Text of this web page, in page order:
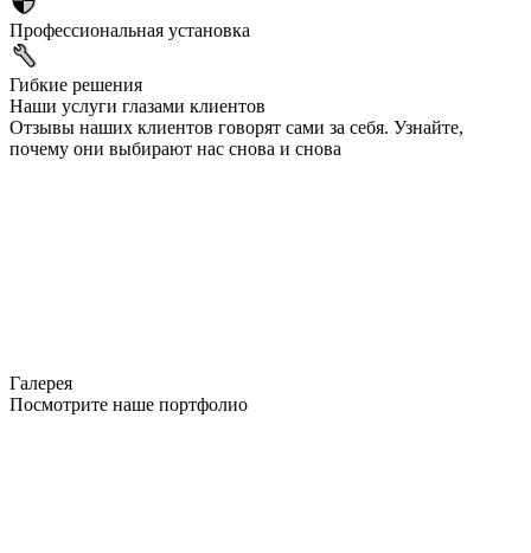
Профессиональная установка
Гибкие решения
Наши услуги глазами клиентов
Отзывы наших клиентов говорят сами за себя. Узнайте,
почему они выбирают нас снова и снова
Галерея
Посмотрите наше портфолио